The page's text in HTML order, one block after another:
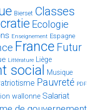
Bierset Classes
Ecologie
Enseignement Espagne
France Futur
Littérature Liège
social Musique
Pauvreté PDF
wallonne Salariat